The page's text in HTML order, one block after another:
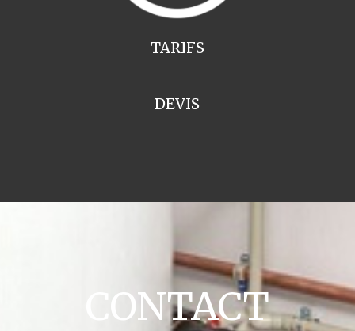
TARIFS
DEVIS
CONTACT